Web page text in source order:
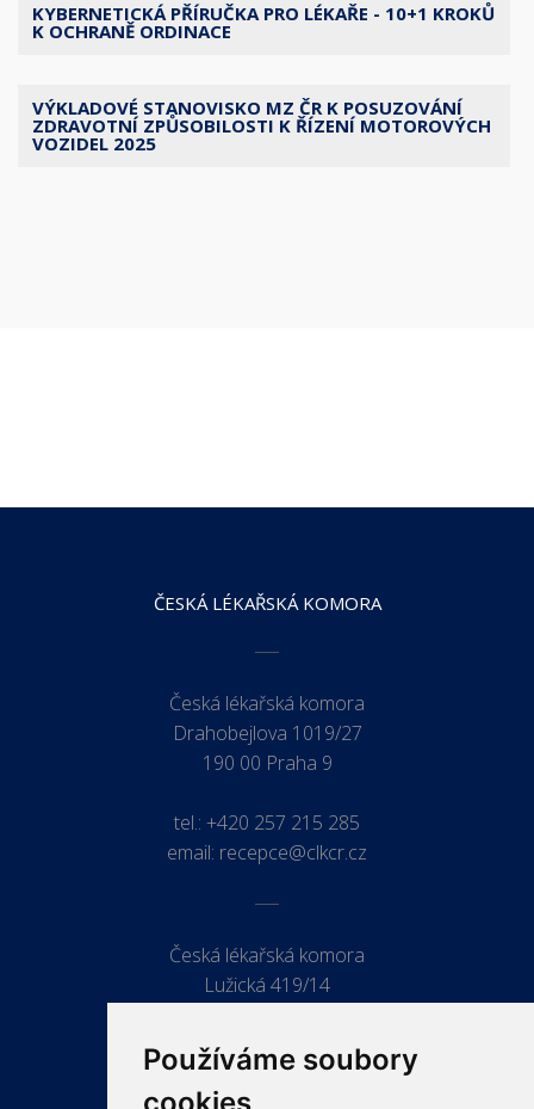
Používáme soubory
KYBERNETICKÁ PŘÍRUČKA PRO LÉKAŘE - 10+1 KROKŮ
K OCHRANĚ ORDINACE
VÝKLADOVÉ STANOVISKO MZ ČR K POSUZOVÁNÍ
ZDRAVOTNÍ ZPŮSOBILOSTI K ŘÍZENÍ MOTOROVÝCH
VOZIDEL 2025
ČESKÁ LÉKAŘSKÁ KOMORA
Česká lékařská komora
Drahobejlova 1019/27
190 00 Praha 9
tel.: +420 257 215 285
email: recepce@clkcr.cz
Česká lékařská komora
Lužická 419/14